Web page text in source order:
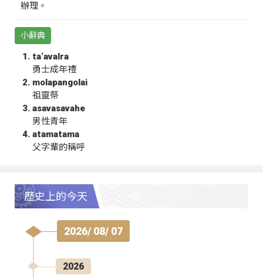
辦理。
小辭典
ta‘avalra
勇士成年禮
molapangolai
祖靈祭
asavasavahe
男性青年
atamatama
父字輩的稱呼
歷史上的今天
2026/ 08/ 07
2026